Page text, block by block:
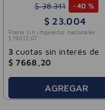
$ 38.341 -40 %
$ 23.004
Precio sin impuestos nacionales:
$ 19.012 , 07
3 cuotas sin interés de
$ 7668,20
AGREGAR